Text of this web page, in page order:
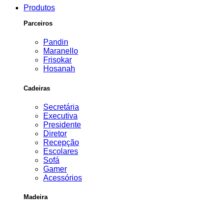
Produtos
Parceiros
Pandin
Maranello
Frisokar
Hosanah
Cadeiras
Secretária
Executiva
Presidente
Diretor
Recepção
Escolares
Sofá
Gamer
Acessórios
Madeira